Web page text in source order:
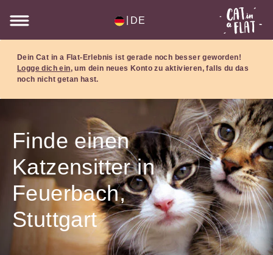
DE
Dein Cat in a Flat-Erlebnis ist gerade noch besser geworden!
Logge dich ein, um dein neues Konto zu aktivieren, falls du das
noch nicht getan hast.
Finde einen
Katzensitter in
Feuerbach,
Stuttgart